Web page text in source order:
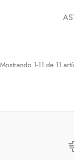
Mostrando 1-11 de 11